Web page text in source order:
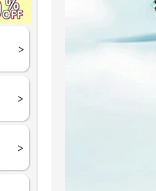
DJI Lito シリーズ
DJI Avata シリーズ
DJI Neo シリーズ
DJI Mavic シリーズ
DJI Phantom シリーズ
DJI Inspire シリーズ
DJI Spark
Ryze TELLO
DJI Goggles シリーズ